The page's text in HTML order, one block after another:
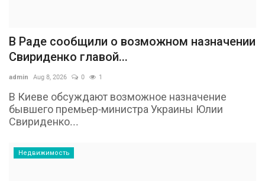
В Раде сообщили о возможном назначении
Свириденко главой...
admin Aug 8, 2026 0 1
В Киеве обсуждают возможное назначение
бывшего премьер-министра Украины Юлии
Свириденко...
Недвижимость